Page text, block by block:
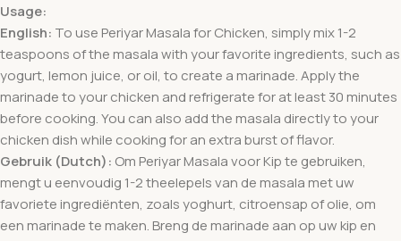
Usage:
English: To use Periyar Masala for Chicken, simply mix 1-2
teaspoons of the masala with your favorite ingredients, such as
yogurt, lemon juice, or oil, to create a marinade. Apply the
marinade to your chicken and refrigerate for at least 30 minutes
before cooking. You can also add the masala directly to your
chicken dish while cooking for an extra burst of flavor.
Gebruik (Dutch): Om Periyar Masala voor Kip te gebruiken,
mengt u eenvoudig 1-2 theelepels van de masala met uw
favoriete ingrediënten, zoals yoghurt, citroensap of olie, om
een marinade te maken. Breng de marinade aan op uw kip en